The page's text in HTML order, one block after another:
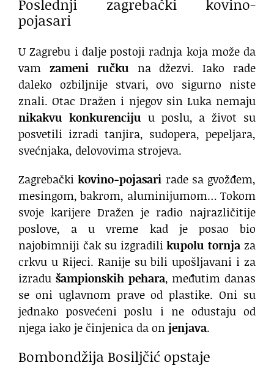
Poslednji zagrebački kovino-
pojasari
U Zagrebu i dalje postoji radnja koja može da
vam zameni ručku na džezvi. Iako rade
daleko ozbiljnije stvari, ovo sigurno niste
znali. Otac Dražen i njegov sin Luka nemaju
nikakvu konkurenciju u poslu, a život su
posvetili izradi tanjira, sudopera, pepeljara,
svećnjaka, delovovima strojeva.
Zagrebačkikovino-pojasari rade sa gvožđem,
mesingom, bakrom, aluminijumom… Tokom
svoje karijere Dražen je radio najrazličitije
poslove, a u vreme kad je posao bio
najobimniji čak su izgradilikupolu tornja za
crkvu u Rijeci. Ranije su bili upošljavani i za
izradu šampionskih pehara, međutim danas
se oni uglavnom prave od plastike. Oni su
jednako posvećeni poslu i ne odustaju od
njega iako je činjenica da onjenjava.
Bombondžija Bosiljčić opstaje